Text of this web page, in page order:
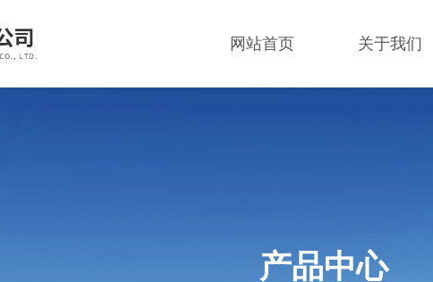
网站首页 关于我们
产品中心